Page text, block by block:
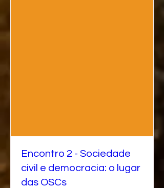
Encontro 2 - Sociedade
civil e democracia: o lugar
das OSCs